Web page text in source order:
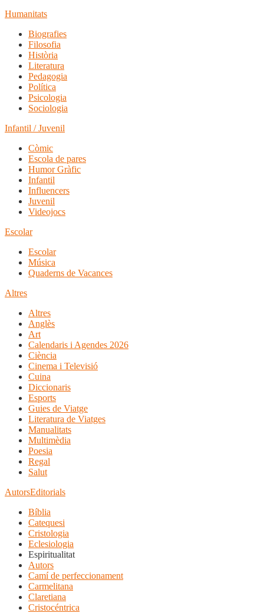
Humanitats
Biografies
Filosofia
Història
Literatura
Pedagogia
Política
Psicologia
Sociologia
Infantil / Juvenil
Còmic
Escola de pares
Humor Gràfic
Infantil
Influencers
Juvenil
Videojocs
Escolar
Escolar
Música
Quaderns de Vacances
Altres
Altres
Anglès
Art
Calendaris i Agendes 2026
Ciència
Cinema i Televisió
Cuina
Diccionaris
Esports
Guies de Viatge
Literatura de Viatges
Manualitats
Multimèdia
Poesia
Regal
Salut
AutorsEditorials
Bíblia
Catequesi
Cristologia
Eclesiologia
Espiritualitat
Autors
Camí de perfeccionament
Carmelitana
Claretiana
Cristocéntrica